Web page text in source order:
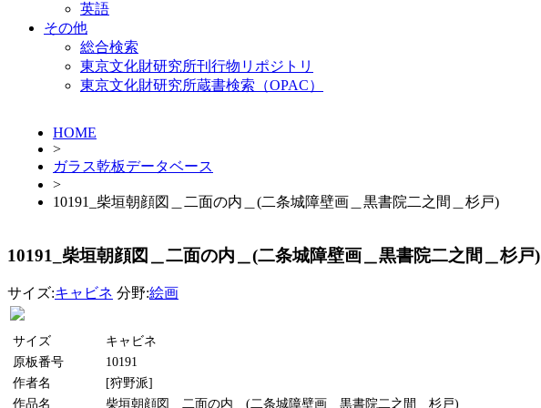
英語
その他
総合検索
東京文化財研究所刊行物リポジトリ
東京文化財研究所蔵書検索（OPAC）
HOME
>
ガラス乾板データベース
>
10191_柴垣朝顔図＿二面の内＿(二条城障壁画＿黒書院二之間＿杉戸)
10191_柴垣朝顔図＿二面の内＿(二条城障壁画＿黒書院二之間＿杉戸)
サイズ:キャビネ 分野:絵画
サイズ
キャビネ
原板番号
10191
作者名
[狩野派]
作品名
柴垣朝顔図＿二面の内＿(二条城障壁画＿黒書院二之間＿杉戸)